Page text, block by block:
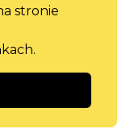
stronie